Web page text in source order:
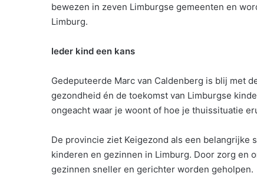
bewezen in zeven Limburgse gemeenten en
Limburg.
Ieder kind een kans
Gedeputeerde Marc van Caldenberg is blij met
gezondheid én de toekomst van Limburgse
ongeacht waar je woont of hoe je thuissituatie
De provincie ziet Keigezond als een
kinderen en gezinnen in Limburg. Door zorg en
gezinnen sneller en gerichter worden geholpen.